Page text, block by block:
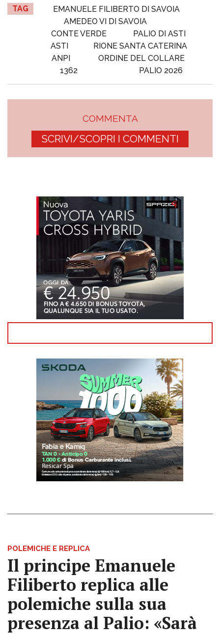
TAG
EMANUELE FILIBERTO DI SAVOIA
AMEDEO VI DI SAVOIA
CONTE VERDE
PALIO DI ASTI
ASTI
RIONE SANTA CATERINA
ANPI
ORDINE DEL COLLARE
1362
PALIO 2026
COMMENTA
SCRIVI/SCOPRI I COMMENTI
POLEMICHE E REPLICA
Il principe Emanuele
Filiberto replica alle
polemiche sulla sua
presenza al Palio: «Sarà